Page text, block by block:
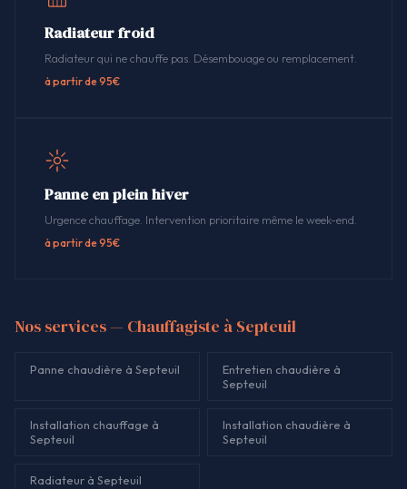
Radiateur froid
Radiateur qui ne chauffe pas. Désembouage ou remplacement.
à partir de 95€
Panne en plein hiver
Urgence chauffage. Intervention prioritaire même le week-end.
à partir de 95€
Nos services — Chauffagiste à Septeuil
Panne chaudière à Septeuil
Entretien chaudière à
Septeuil
Installation chauffage à
Septeuil
Installation chaudière à
Septeuil
Radiateur à Septeuil